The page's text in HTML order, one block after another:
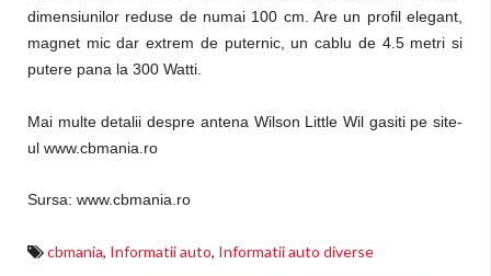
dimensiunilor reduse de numai 100 cm. Are un profil elegant,
magnet mic dar extrem de puternic, un cablu de 4.5 metri si
putere pana la 300 Watti.
Mai multe detalii despre antena Wilson Little Wil gasiti pe site-
ul www.cbmania.ro
Sursa: www.cbmania.ro
cbmania, Informatii auto, Informatii auto diverse